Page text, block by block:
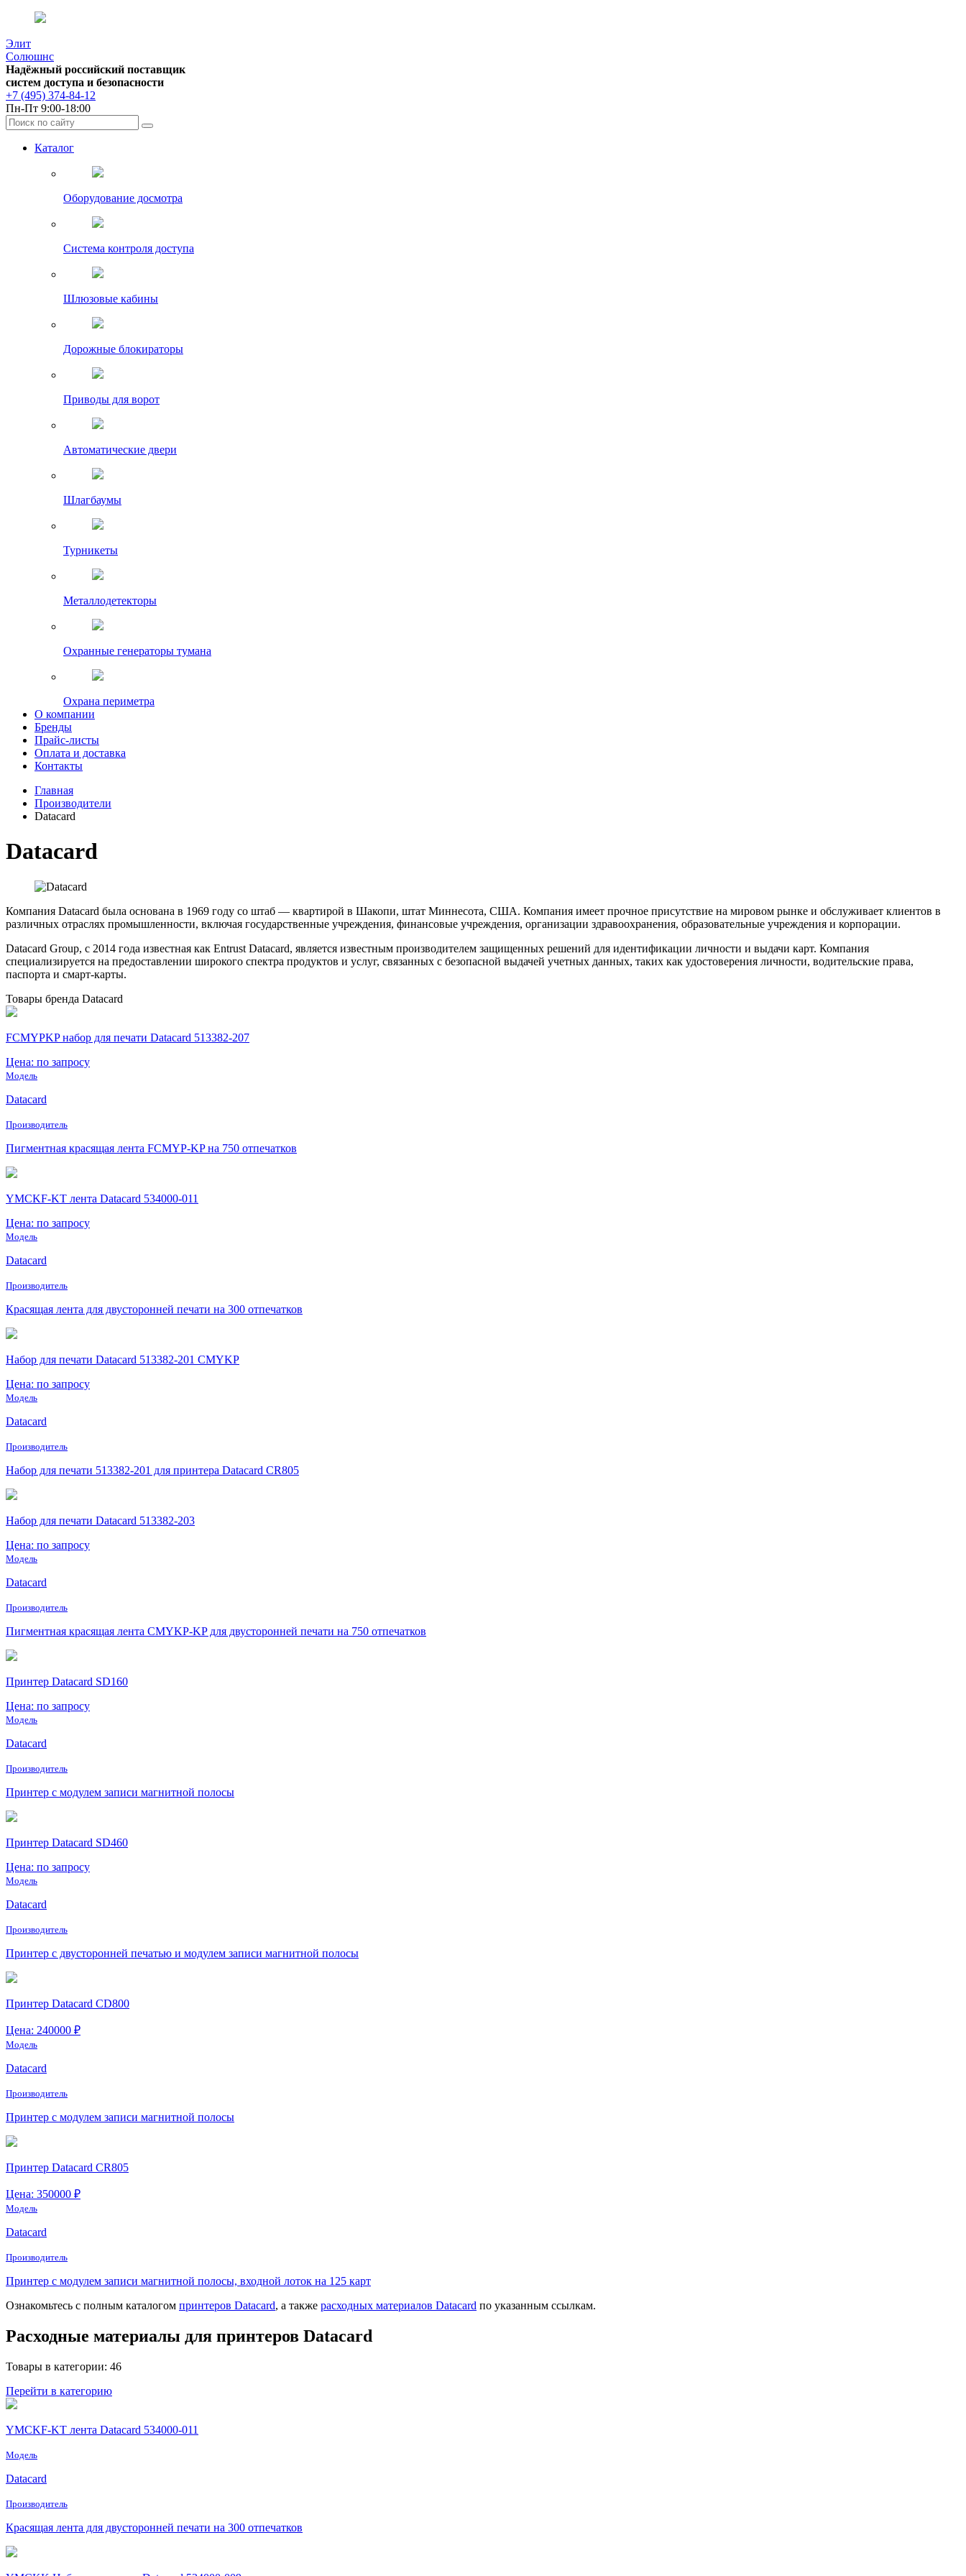
Элит
Солюшнс
Надёжный российский поставщик
систем доступа и безопасности
+7 (495) 374-84-12
Пн-Пт 9:00-18:00
Каталог
Оборудование досмотра
Система контроля доступа
Шлюзовые кабины
Дорожные блокираторы
Приводы для ворот
Автоматические двери
Шлагбаумы
Турникеты
Металлодетекторы
Охранные генераторы тумана
Охрана периметра
О компании
Бренды
Прайс-листы
Оплата и доставка
Контакты
Главная
Производители
Datacard
Datacard
Компания Datacard была основана в 1969 году со штаб — квартирой в Шакопи, штат Миннесота, США. Компания имеет прочное присутствие на мировом рынке и обслуживает клиентов в
различных отраслях промышленности, включая государственные учреждения, финансовые учреждения, организации здравоохранения, образовательные учреждения и корпорации.
Datacard Group, с 2014 года известная как Entrust Datacard, является известным производителем защищенных решений для идентификации личности и выдачи карт. Компания
специализируется на предоставлении широкого спектра продуктов и услуг, связанных с безопасной выдачей учетных данных, таких как удостоверения личности, водительские права,
паспорта и смарт-карты.
Товары бренда Datacard
FCMYPKP набор для печати Datacard 513382-207
Цена: по запросу
Модель
Datacard
Производитель
Пигментная красящая лента FCMYP-KP на 750 отпечатков
YMCKF-KT лента Datacard 534000-011
Цена: по запросу
Модель
Datacard
Производитель
Красящая лента для двусторонней печати на 300 отпечатков
Набор для печати Datacard 513382-201 CMYKP
Цена: по запросу
Модель
Datacard
Производитель
Набор для печати 513382-201 для принтера Datacard CR805
Набор для печати Datacard 513382-203
Цена: по запросу
Модель
Datacard
Производитель
Пигментная красящая лента CMYKP-KP для двусторонней печати на 750 отпечатков
Принтер Datacard SD160
Цена: по запросу
Модель
Datacard
Производитель
Принтер с модулем записи магнитной полосы
Принтер Datacard SD460
Цена: по запросу
Модель
Datacard
Производитель
Принтер с двусторонней печатью и модулем записи магнитной полосы
Принтер Datacard CD800
Цена: 240000 ₽
Модель
Datacard
Производитель
Принтер с модулем записи магнитной полосы
Принтер Datacard CR805
Цена: 350000 ₽
Модель
Datacard
Производитель
Принтер с модулем записи магнитной полосы, входной лоток на 125 карт
Ознакомьтесь с полным каталогом принтеров Datacard, а также расходных материалов Datacard по указанным ссылкам.
Расходные материалы для принтеров Datacard
Товары в категории: 46
Перейти в категорию
YMCKF-KT лента Datacard 534000-011
Модель
Datacard
Производитель
Красящая лента для двусторонней печати на 300 отпечатков